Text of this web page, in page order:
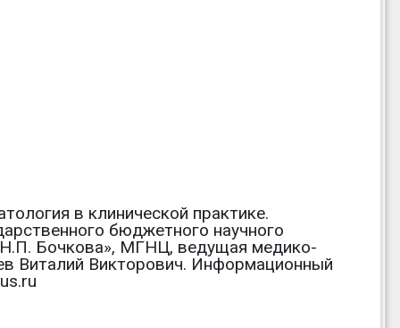
в клинической практике.
бюджетного научного
Н.П. Бочкова», МГНЦ, ведущая медико-
Виталий Викторович. Информационный